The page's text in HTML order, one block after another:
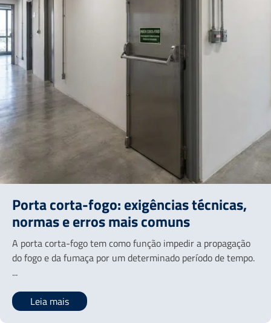
Porta corta-fogo: exigências técnicas,
normas e erros mais comuns
A porta corta-fogo tem como função impedir a propagação
do fogo e da fumaça por um determinado período de tempo.
...
Leia mais